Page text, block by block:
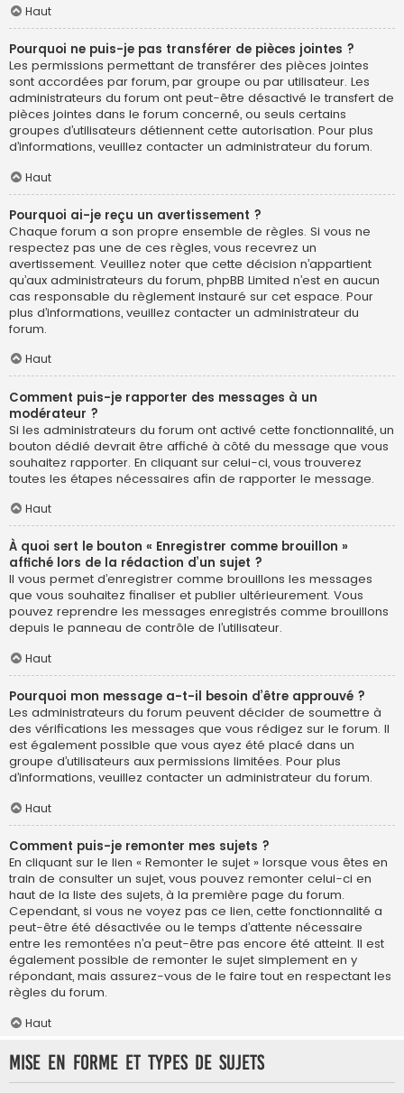
Haut
Pourquoi ne puis-je pas transférer de pièces jointes ?
Les permissions permettant de transférer des pièces jointes
sont accordées par forum, par groupe ou par utilisateur. Les
administrateurs du forum ont peut-être désactivé le transfert de
pièces jointes dans le forum concerné, ou seuls certains
groupes d’utilisateurs détiennent cette autorisation. Pour plus
d’informations, veuillez contacter un administrateur du forum.
Haut
Pourquoi ai-je reçu un avertissement ?
Chaque forum a son propre ensemble de règles. Si vous ne
respectez pas une de ces règles, vous recevrez un
avertissement. Veuillez noter que cette décision n’appartient
qu’aux administrateurs du forum, phpBB Limited n’est en aucun
cas responsable du règlement instauré sur cet espace. Pour
plus d’informations, veuillez contacter un administrateur du
forum.
Haut
Comment puis-je rapporter des messages à un
modérateur ?
Si les administrateurs du forum ont activé cette fonctionnalité, un
bouton dédié devrait être affiché à côté du message que vous
souhaitez rapporter. En cliquant sur celui-ci, vous trouverez
toutes les étapes nécessaires afin de rapporter le message.
Haut
À quoi sert le bouton « Enregistrer comme brouillon »
affiché lors de la rédaction d’un sujet ?
Il vous permet d’enregistrer comme brouillons les messages
que vous souhaitez finaliser et publier ultérieurement. Vous
pouvez reprendre les messages enregistrés comme brouillons
depuis le panneau de contrôle de l’utilisateur.
Haut
Pourquoi mon message a-t-il besoin d’être approuvé ?
Les administrateurs du forum peuvent décider de soumettre à
des vérifications les messages que vous rédigez sur le forum. Il
est également possible que vous ayez été placé dans un
groupe d’utilisateurs aux permissions limitées. Pour plus
d’informations, veuillez contacter un administrateur du forum.
Haut
Comment puis-je remonter mes sujets ?
En cliquant sur le lien « Remonter le sujet » lorsque vous êtes en
train de consulter un sujet, vous pouvez remonter celui-ci en
haut de la liste des sujets, à la première page du forum.
Cependant, si vous ne voyez pas ce lien, cette fonctionnalité a
peut-être été désactivée ou le temps d’attente nécessaire
entre les remontées n’a peut-être pas encore été atteint. Il est
également possible de remonter le sujet simplement en y
répondant, mais assurez-vous de le faire tout en respectant les
règles du forum.
Haut
Mise en forme et types de sujets